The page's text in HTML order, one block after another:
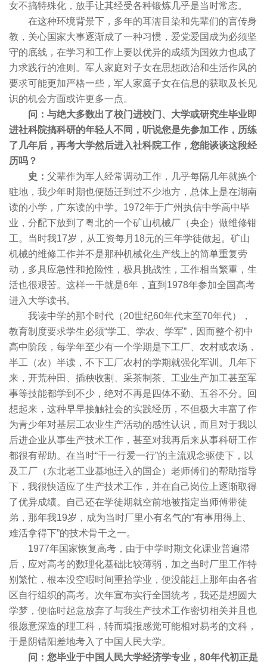
女不搞特殊化，放手让其经受各种锻炼几乎是当时常态。
在这种环境背景下，多年的耳濡目染和先辈们的言传身
教，关心国家大事逐渐成了一种习惯，爱党爱国成为必须坚
守的底线，在学习和工作上要以优异的成绩为国效力也成了
力求践行的准则。军人家庭对子女在思想政治和生活作风的
要求可能更加严格一些，军人家庭子女在信息的获取及长见
识的机会方面或许更多一点。
问：与绝大多数出了校门进校门、大学或研究生毕业即
进社科院搞科研的年轻人不同，听说您是先参加工作，历练
了几年后，再考大学然后进入社科院工作，您能谈谈这段经
历吗？
史： 父辈作为军人经常调动工作，几乎每隔几年就换个
驻地，我少年时期也便随迁到过不少地方，总体上是在湖南
读的小学，广东读的中学。1972年于广州执信中学高中毕
业，分配下放到了粤北的一个矿山机械厂（央企）做维修钳
工。当时我17岁，从工资每月18元的三年学徒做起。矿山
机械的维修工作并不是那种机械化生产线上的简单重复劳
动，多具应急性和抢险性，极具挑战性，工作相当繁重，生
活也很艰苦。这样一干就是6年，直到1978年参加全国高考
进入大学读书。
我读中学的那个时代（20世纪60年代末至70年代），
教育制度要求学生必须“学工、学农、学军”，因而整个初中
高中阶段，每学年至少有一个学期是下工厂、农村或农场，
半工（农）半读，不下工厂农村的学期就强化军训。几年下
来，开荒种田、插秧收割、采茶制茶、工业生产加工甚至军
事等技能都学到不少，绝对不再是四体不勤、五谷不分。回
想起来，这种早早接触社会的实践经历，不但极大丰富了作
为青少年对基层工农业生产活动的感性认识，而且对于我以
后进企业从事生产技术工作，甚至对我再后来从事科研工作
都很有帮助。在当时“干一行爱一行”的主流观念驱使下，以
及工厂（东北老工业基地迁入的国企）老师傅们的帮助指导
下，我很快适应了生产技术工作，并在自己岗位上逐渐取得
了优异成绩。自己还在学徒期就空前地被指定当师傅带徒
弟，那年我19岁，成为当时厂里小有名气的“有事用得上、
难活拿得下”的技术骨干之一。
1977年国家恢复高考，由于中学时期文化课业普遍滞
后，应对高考的数理化基础比较薄弱，加之当时厂里工作特
别繁忙，根本没空暇时间重拾学业，便没能赶上那年由各省
区自行组织的高考。次年宣布实行全国统考，我还是想圆大
学梦，便临时起意放弃了与我生产技术工作密切相关并且也
很愿意深造的理工科，转而填报感觉可能相对易考的文科，
于是阴错阳差地考入了中国人民大学。
问：您毕业于中国人民大学经济学专业，80年代初正是